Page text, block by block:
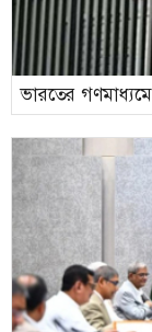
ভারতের গণমাধ্যমে